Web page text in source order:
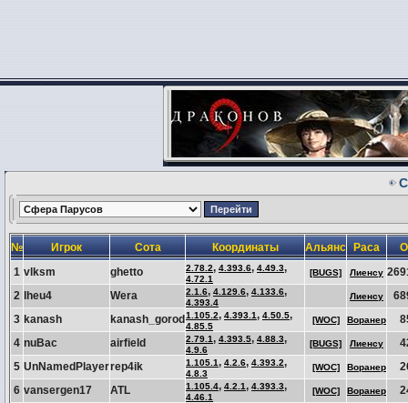
№ Игрок Сота Координаты Альянс Раса
1 vlksm ghetto 2.78.2, 4.393.6, 4.49.3,
4.72.1
[BUGS] Лиенсу
2
lheu4 Wera 2.1.6, 4.129.6, 4.133.6,
4.393.4
Лиенсу
3 kanash kanash_gorod 1.105.2, 4.393.1, 4.50.5,
4.85.5
[WOC] Воранер
4 nuBac airfield 2.79.1, 4.393.5, 4.88.3,
4.9.6
[BUGS] Лиенсу
5 UnNamedPlayerrep4ik 1.105.1, 4.2.6, 4.393.2,
4.8.3
[WOC] Воранер
6 vansergen17 ATL 1.105.4, 4.2.1, 4.393.3,
4.46.1
[WOC] Воранер